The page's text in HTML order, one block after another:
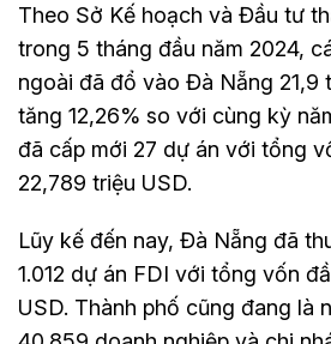
Theo Sở Kế hoạch và Đầu tư
trong 5 tháng đầu năm 2024,
ngoài đã đổ vào Đà Nẵng 21,9
tăng 12,26% so với cùng kỳ
đã cấp mới 27 dự án với tổng
22,789 triệu USD.
Lũy kế đến nay, Đà Nẵng đã
1.012 dự án FDI với tổng vốn
USD. Thành phố cũng đang là